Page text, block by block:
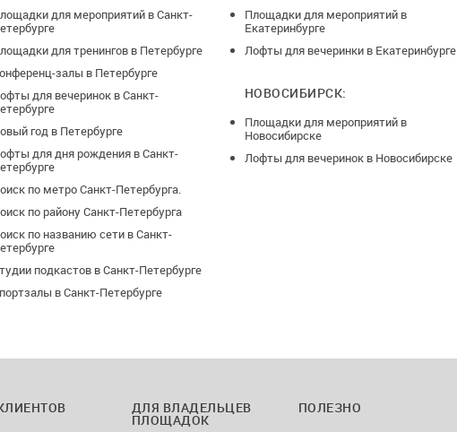
для мероприятий в Санкт-
для тренингов в Петербурге
залы в Петербурге
для вечеринок в Санкт-
год в Петербурге
для дня рождения в Санкт-
по метро Санкт-Петербурга.
по району Санкт-Петербурга
по названию сети в Санкт-
подкастов в Санкт-Петербурге
в Санкт-Петербурге
Площадки для мероприятий в
Екатеринбурге
Лофты для вечеринки в Екатеринбурге
НОВОСИБИРСК:
Площадки для мероприятий в
Новосибирске
Лофты для вечеринок в Новосибирске
ДЛЯ ВЛАДЕЛЬЦЕВ
ПЛОЩАДОК
ПОЛЕЗНО